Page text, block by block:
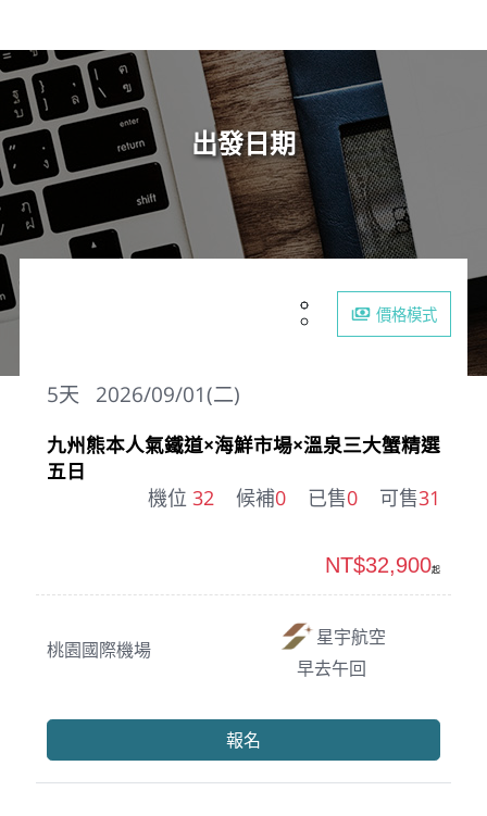
出發日期
價格模式
2026/09/01(二)
5天
九州熊本人氣鐵道×海鮮市場×溫泉三大蟹精選
五日
機位 32 候補0 已售0 可售31
桃園國際機場
星宇航空
早去午回
NT$32,900起
報名